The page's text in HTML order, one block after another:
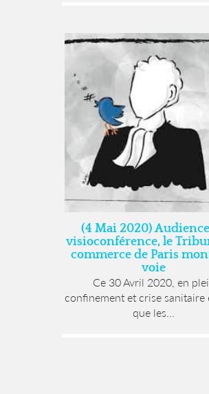
(4 Mai 2020)
visioconférence, le
commerce de Paris
voie
Ce 30 Avril 2020, en
confinement et crise sanitaire
que les...